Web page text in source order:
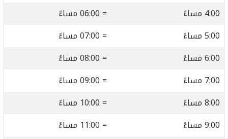
4:00 مساءً
= 06:00 مساءً
5:00 مساءً
= 07:00 مساءً
6:00 مساءً
= 08:00 مساءً
7:00 مساءً
= 09:00 مساءً
8:00 مساءً
= 10:00 مساءً
9:00 مساءً
= 11:00 مساءً